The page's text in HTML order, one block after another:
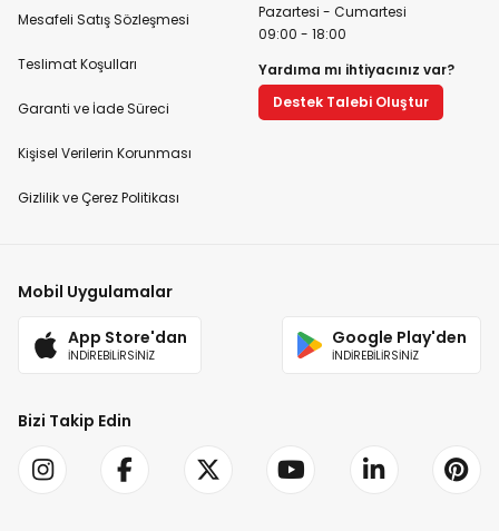
Mesafeli Satış Sözleşmesi
Teslimat Koşulları
Garanti ve İade Süreci
Kişisel Verilerin Korunması
Gizlilik ve Çerez Politikası
Pazartesi - Cumartesi
09:00 - 18:00
Yardıma mı ihtiyacınız var?
Destek Talebi Oluştur
Mobil Uygulamalar
App Store'dan
İNDİREBİLİRSİNİZ
Google Play'den
İNDİREBİLİRSİNİZ
Bizi Takip Edin